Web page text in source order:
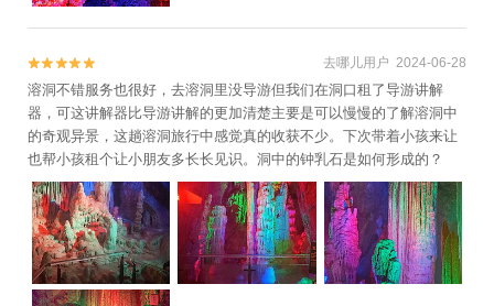

 去哪儿用户 2024-06-28
溶洞不错服务也很好，去溶洞里没导游但我们在洞口租了导游讲解
器，可这讲解器比导游讲解的更加清楚主要是可以慢慢的了解溶洞中
的奇观异景，这趟溶洞旅行中感觉真的收获不少。下次带着小孩来让
也帮小孩租个让小朋友多长长见识。洞中的钟乳石是如何形成的？